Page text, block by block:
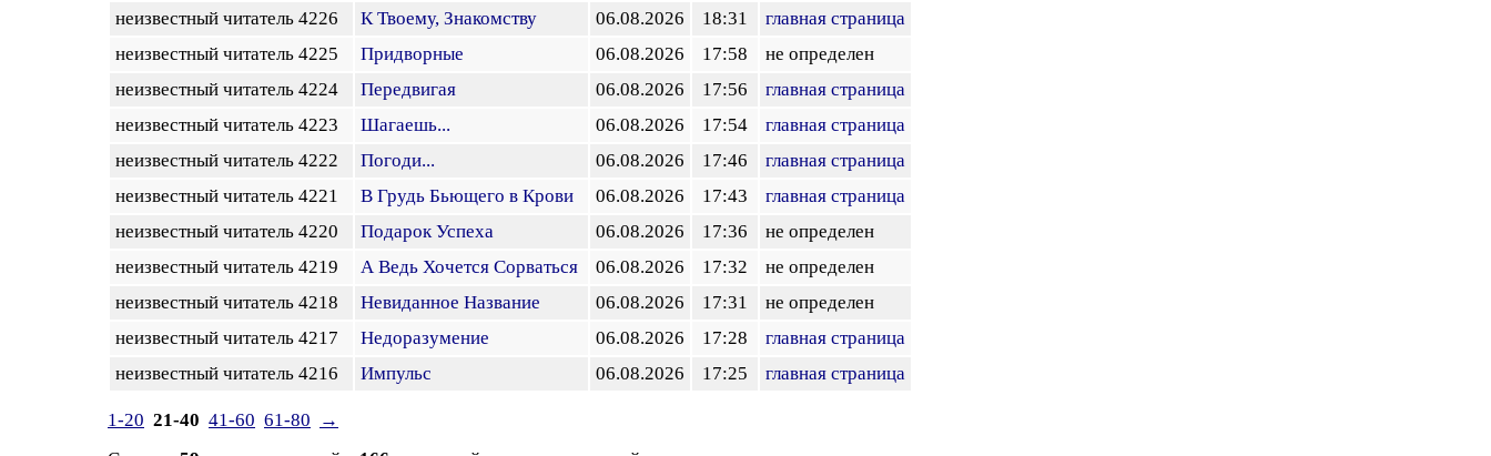
неизвестный читатель 4226
К Твоему, Знакомству 06.08.2026 18:31
главная страница
неизвестный читатель 4225
Придворные 06.08.2026 17:58
не определен
неизвестный читатель 4224
Передвигая 06.08.2026 17:56
главная страница
неизвестный читатель 4223
Шагаешь... 06.08.2026 17:54
главная страница
неизвестный читатель 4222
Погоди... 06.08.2026 17:46
главная страница
неизвестный читатель 4221
В Грудь Бьющего в Крови 06.08.2026 17:43
главная страница
неизвестный читатель 4220
Подарок Успеха 06.08.2026 17:36
не определен
неизвестный читатель 4219
А Ведь Хочется Сорваться 06.08.2026 17:32
не определен
неизвестный читатель 4218
Невиданное Название 06.08.2026 17:31
не определен
неизвестный читатель 4217
Недоразумение 06.08.2026 17:28
главная страница
неизвестный читатель 4216
Импульс 06.08.2026 17:25 главная страница
1-20 21-40 41-60 61-80
→